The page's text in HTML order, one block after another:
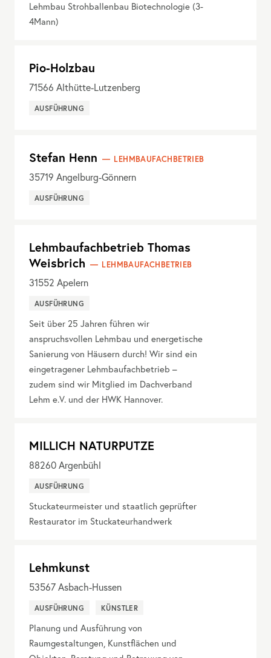
Lehmbau Strohballenbau Biotechnologie (3-
4Mann)
Pio-Holzbau
71566 Althütte-Lutzenberg
AUSFÜHRUNG
Stefan Henn LEHMBAUFACHBETRIEB
35719 Angelburg-Gönnern
AUSFÜHRUNG
Lehmbaufachbetrieb Thomas
Weisbrich
LEHMBAUFACHBETRIEB
31552 Apelern
AUSFÜHRUNG
Seit über 25 Jahren führen wir
anspruchsvollen Lehmbau und energetische
Sanierung von Häusern durch! Wir sind ein
eingetragener Lehmbaufachbetrieb –
zudem sind wir Mitglied im Dachverband
Lehm e.V. und der HWK Hannover.
MILLICH NATURPUTZE
88260 Argenbühl
AUSFÜHRUNG
Stuckateurmeister und staatlich geprüfter
Restaurator im Stuckateurhandwerk
Lehmkunst
53567 Asbach-Hussen
AUSFÜHRUNG KÜNSTLER
Planung und Ausführung von
Raumgestaltungen, Kunstflächen und